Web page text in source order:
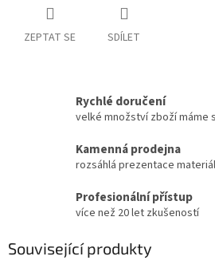
ZEPTAT SE SDÍLET
Rychlé doručení
velké množství zboží máme
Kamenná prodejna
rozsáhlá prezentace
Profesionální přístup
více než 20 let zkušeností
Související produkty